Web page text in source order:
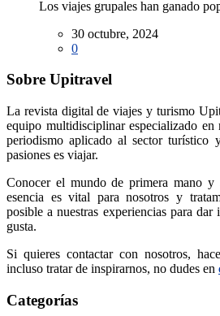
Los viajes grupales han ganado
30 octubre, 2024
0
Sobre Upitravel
La revista digital de viajes y turismo
equipo multidisciplinar especializado
periodismo aplicado al sector turístico
pasiones es viajar.
Conocer el mundo de primera mano y
esencia es vital para nosotros y
posible a nuestras experiencias para
gusta.
Si quieres contactar con nosotros,
incluso tratar de inspirarnos, no dudes en
Categorías